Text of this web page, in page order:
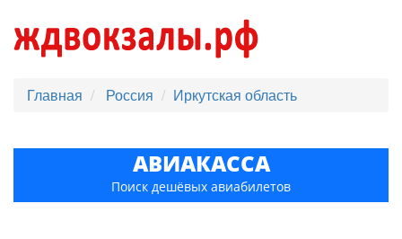
Главная Россия Иркутская область
АВИАКАССА
Поиск дешёвых авиабилетов